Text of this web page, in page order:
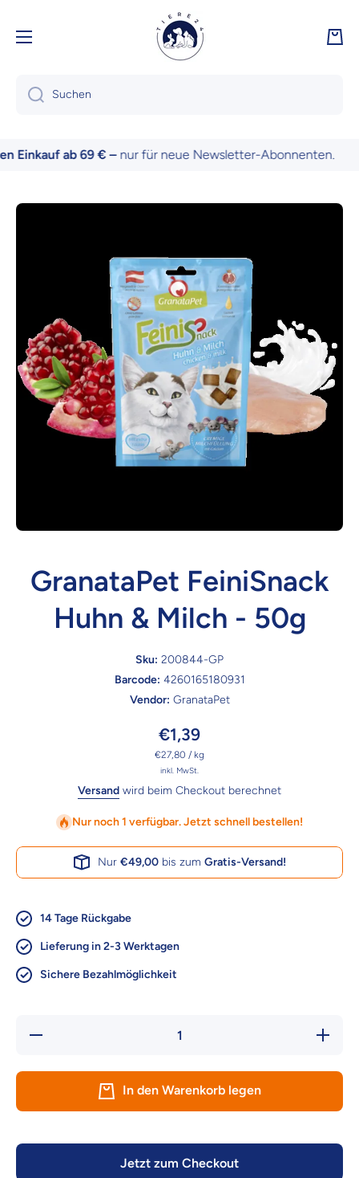
Suchen
ab 69 € –nur für neue Newsletter-Abonnenten.
Zu Produktinformationen springen
GranataPet FeiniSnack
Huhn & Milch - 50g
Sku: 200844-GP
Barcode: 4260165180931
Vendor: GranataPet
€1,39
€27,80 / pro
kg
inkl. MwSt.
Versand wird beim Checkout berechnet
Nur noch 1 verfügbar. Jetzt schnell bestellen!
Nur €49,00bis zum Gratis-Versand!
14 Tage Rückgabe
Lieferung in 2-3 Werktagen
Sichere Bezahlmöglichkeit
Verringere
Erhöhe
Menge
Huhn
Milch -
In den Warenkorb legen
Jetzt zum Checkout